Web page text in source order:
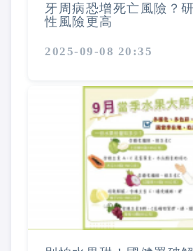
牙周病恐增死亡風險？
性風險更高
2025-09-08 20:35